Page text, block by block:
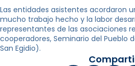
Las entidades asistentes acordaron
mucho trabajo hecho y la labor
representantes de las asociaciones
cooperadores, Seminario del Pueblo
San Egidio).